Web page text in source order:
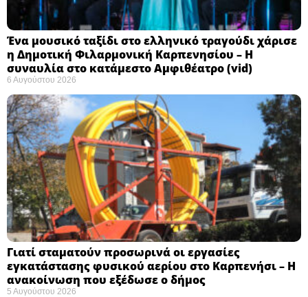
Ένα μουσικό ταξίδι στο ελληνικό τραγούδι χάρισε
η Δημοτική Φιλαρμονική Καρπενησίου – Η
συναυλία στο κατάμεστο Αμφιθέατρο (vid)
6 Αυγούστου 2026
Γιατί σταματούν προσωρινά οι εργασίες
εγκατάστασης φυσικού αερίου στο Καρπενήσι – Η
ανακοίνωση που εξέδωσε ο δήμος
5 Αυγούστου 2026